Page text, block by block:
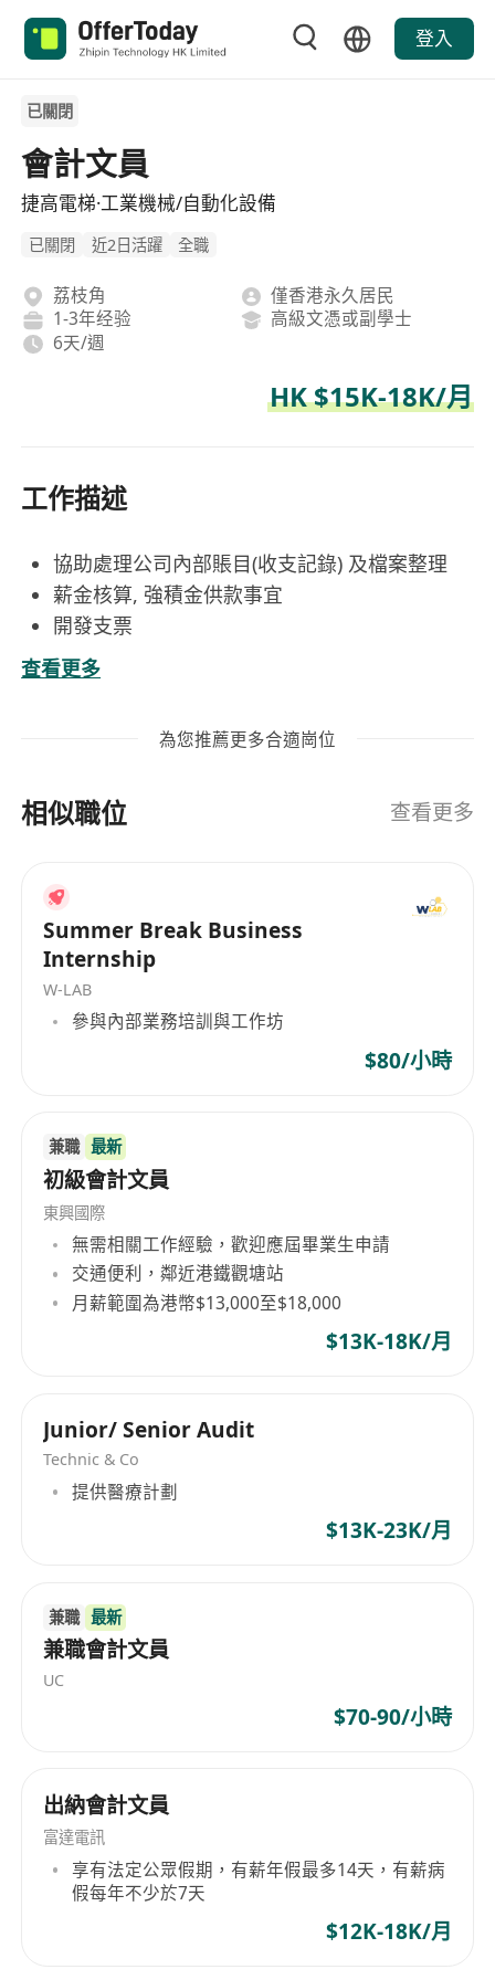
登入
已關閉
會計文員
捷高電梯·工業機械/自動化設備
已關閉 近2日活躍 全職
荔枝角
僅香港永久居民
1-3年经验
高級文憑或副學士
6天/週
HK $15K-18K/月
工作描述
協助處理公司內部賬目(收支記錄) 及檔案整理
薪金核算, 強積金供款事宜
開發支票
處理及跟進公司對外業務交易事宜
其他上司特派職務
查看更多
為您推薦更多合適崗位
相似職位 查看更多
Summer Break Business
Internship
W-LAB
參與內部業務培訓與工作坊
$80/小時
兼職 最新
初級會計文員
東興國際
無需相關工作經驗，歡迎應屆畢業生申請
交通便利，鄰近港鐵觀塘站
月薪範圍為港幣$13,000至$18,000
$13K-18K/月
Junior/ Senior Audit
Technic & Co
提供醫療計劃
$13K-23K/月
兼職 最新
兼職會計文員
UC
$70-90/小時
出納會計文員
富達電訊
享有法定公眾假期，有薪年假最多14天，有薪病
假每年不少於7天
$12K-18K/月